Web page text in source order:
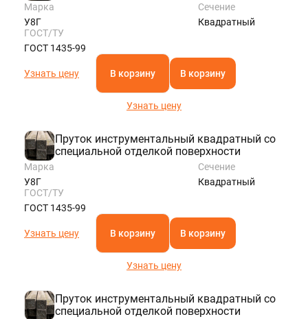
Марка
У8Г
Сечение
Квадратный
ГОСТ/ТУ
ГОСТ 1435-99
Узнать цену В корзину В корзину
Узнать цену
Пруток инструментальный квадратный со
специальной отделкой поверхности
Марка
У8Г
Сечение
Квадратный
ГОСТ/ТУ
ГОСТ 1435-99
Узнать цену В корзину В корзину
Узнать цену
Пруток инструментальный квадратный со
специальной отделкой поверхности